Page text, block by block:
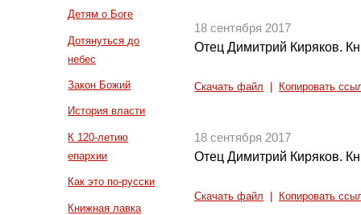
Детям о Боге
Дотянуться до
небес
Закон Божий
История власти
К 120-летию
епархии
Как это по-русски
Книжная лавка
18 сентября 2017
Отец Димитрий Киряков.
Скачать файл Копировать
18 сентября 2017
Отец Димитрий Киряков.
Скачать файл Копировать